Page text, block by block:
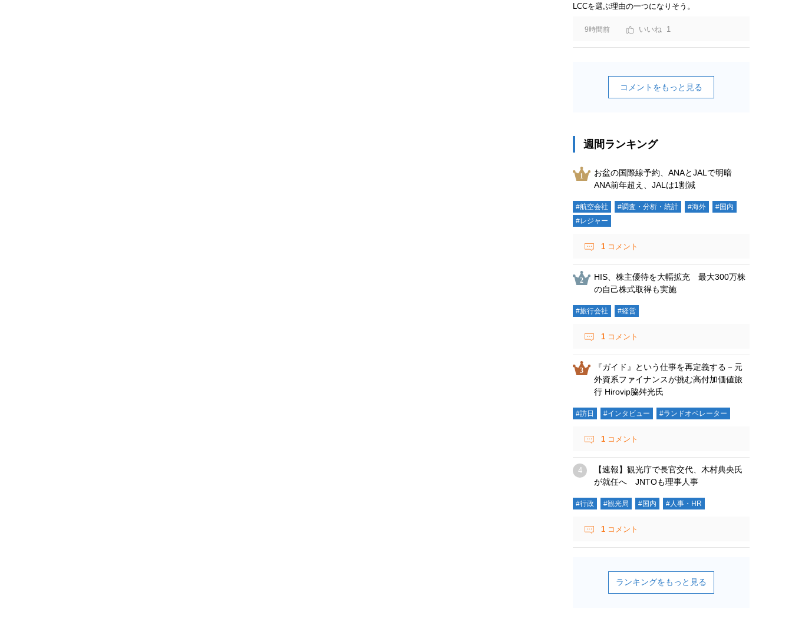
LCCを選ぶ理由の一つになりそう。
9時間前 1
コメントをもっと見る
週間ランキング
お盆の国際線予約、ANAとJALで明暗
ANA前年超え、JALは1割減
#航空会社 #調査・分析・統計 #海外
#国内
#レジャー
1 コメント
HIS、株主優待を大幅拡充 最大300万株
の自己株式取得も実施
#旅行会社 #経営
1 コメント
『ガイド』という仕事を再定義する－元
外資系ファイナンスが挑む高付加価値旅
行 Hirovip脇舛光氏
#訪日 #インタビュー #ランドオペレーター
1 コメント
【速報】観光庁で長官交代、木村典央氏
が就任へ JNTOも理事人事
#行政 #観光局 #国内 #人事・HR
1 コメント